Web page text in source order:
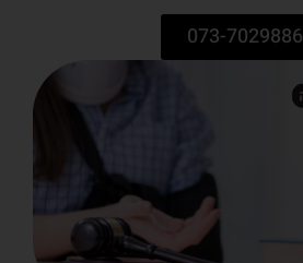
073-7029886